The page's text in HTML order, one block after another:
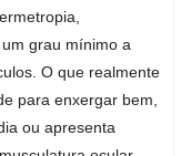
grau mínimo a
O que realmente
para enxergar bem,
ou apresenta